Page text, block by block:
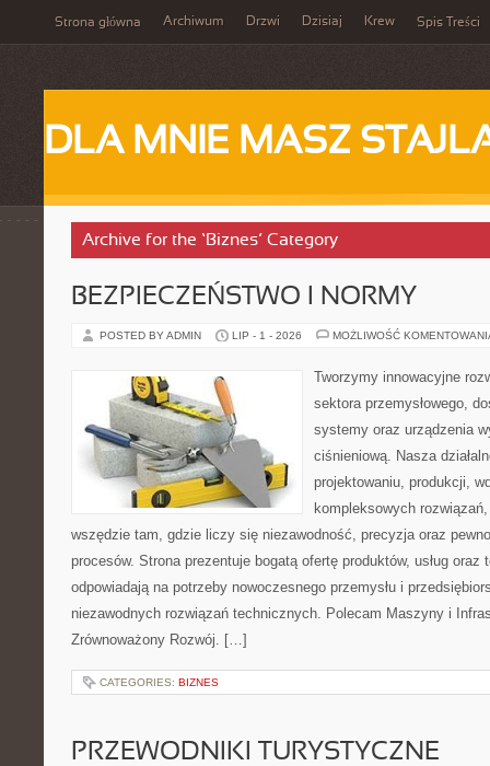
Strona główna Archiwum Drzwi Dzisiaj Krew Spis Treści
DLA MNIE MASZ
Archive for the ‘Biznes’ Category
BEZPIECZEŃSTWO I NORMY
POSTED BY ADMIN LIP - 1 - 2026 MOŻLIWOŚĆ
Tworzymy innowacyjne
sektora przemysłowego,
systemy oraz urządzenia
ciśnieniową. Nasza
projektowaniu, produkcji,
kompleksowych
wszędzie tam, gdzie liczy się niezawodność, precyzja oraz
procesów. Strona prezentuje bogatą ofertę produktów, usług oraz
odpowiadają na potrzeby nowoczesnego przemysłu i
niezawodnych rozwiązań technicznych. Polecam Maszyny i
Zrównoważony Rozwój. […]
CATEGORIES: BIZNES
PRZEWODNIKI TURYSTYCZNE